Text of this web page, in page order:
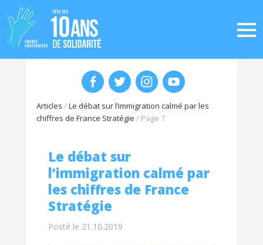
Articles /Le débat sur l’immigration calmé par les
chiffres de France Stratégie / Page 7
Le débat sur
l’immigration calmé par
les chiffres de France
Stratégie
Posté le 21.10.2019